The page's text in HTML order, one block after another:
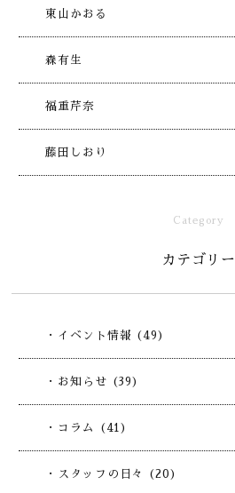
東山かおる
森有生
福重芹奈
藤田しおり
Category
カテゴリー
・イベント情報 (49)
・お知らせ (39)
・コラム (41)
・スタッフの日々 (20)